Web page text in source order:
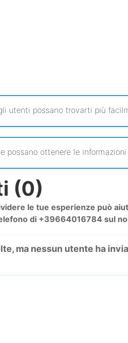
utenti possano trovarti più
possano ottenere le
(0)
le tue esperienze può
di +39664016784 sul
ma nessun utente ha